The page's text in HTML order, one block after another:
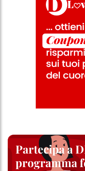
Partecipa a
programma